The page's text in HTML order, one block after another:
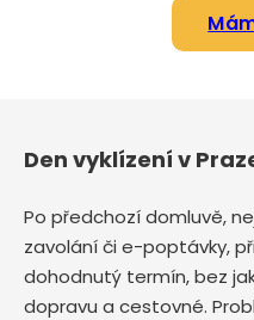
Den vyklízení v
Po předchozí domluvě,
zavolání či e-poptávky,
dohodnutý termín, bez
dopravu a cestovné.